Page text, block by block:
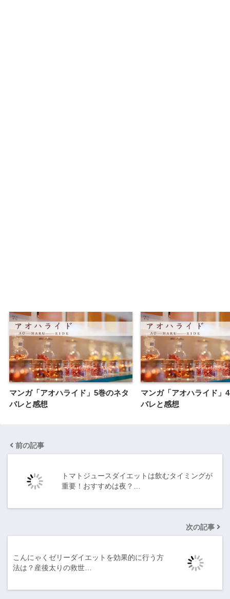
マンガ「アオハライド」5巻のネタ
バレと感想
マンガ「アオハライド」
バレと感想
前の記事
トマトジュースダイエットは飲むタイミングが
重要！おすすめは夜？…
次の記事
こんにゃくゼリーダイエットを効果的に行う方
法は？産後太りの救世…